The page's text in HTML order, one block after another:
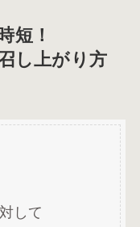
短！
し上がり方
対して